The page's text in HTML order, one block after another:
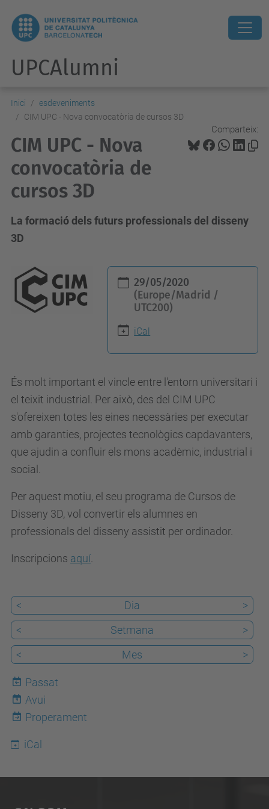
UPCAlumni
Inici
esdeveniments
CIM UPC - Nova convocatòria de cursos 3D
Comparteix:
CIM UPC - Nova
convocatòria de
cursos 3D
La formació dels futurs professionals del disseny
3D
/
/
a
l
u
m
i
.
u
p
d
u
/
c
a
/
s
e
29/05/2020
(Europe/Madrid /
UTC200)
iCal
És molt important el vincle entre l'entorn universitari i
el teixit industrial. Per això, des del CIM UPC
s'ofereixen totes les eines necessàries per executar
amb garanties, projectes tecnològics capdavanters,
que ajudin a confluir els mons acadèmic, industrial i
social.
Per aquest motiu, el seu programa de Cursos de
Disseny 3D, vol convertir els alumnes en
professionals del disseny assistit per ordinador.
Inscripcions aquí
< Dia
>
<
Setmana
>
<
Mes >
Passat
9
Avui
Properament
iCal